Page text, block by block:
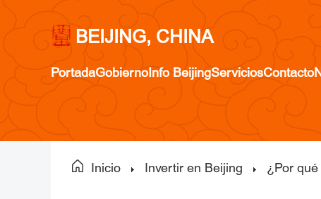
BEIJING, CHINA
PortadaGobiernoInfo BeijingServiciosContacto
Inicio Invertir en Beijing ¿Por